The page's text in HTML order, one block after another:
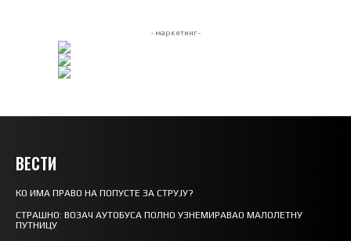
- маркетинг -
ВЕСТИ
КО ИМА ПРАВО НА ПОПУСТЕ ЗА СТРУЈУ?
СТРАШНО: ВОЗАЧ АУТОБУСА ПОЛНО УЗНЕМИРАВАО МАЛОЛЕТНУ
ПУТНИЦУ